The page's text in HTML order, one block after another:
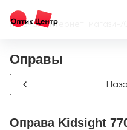
Главная/Интернет-магазин
Оправы
Оправа Kidsight